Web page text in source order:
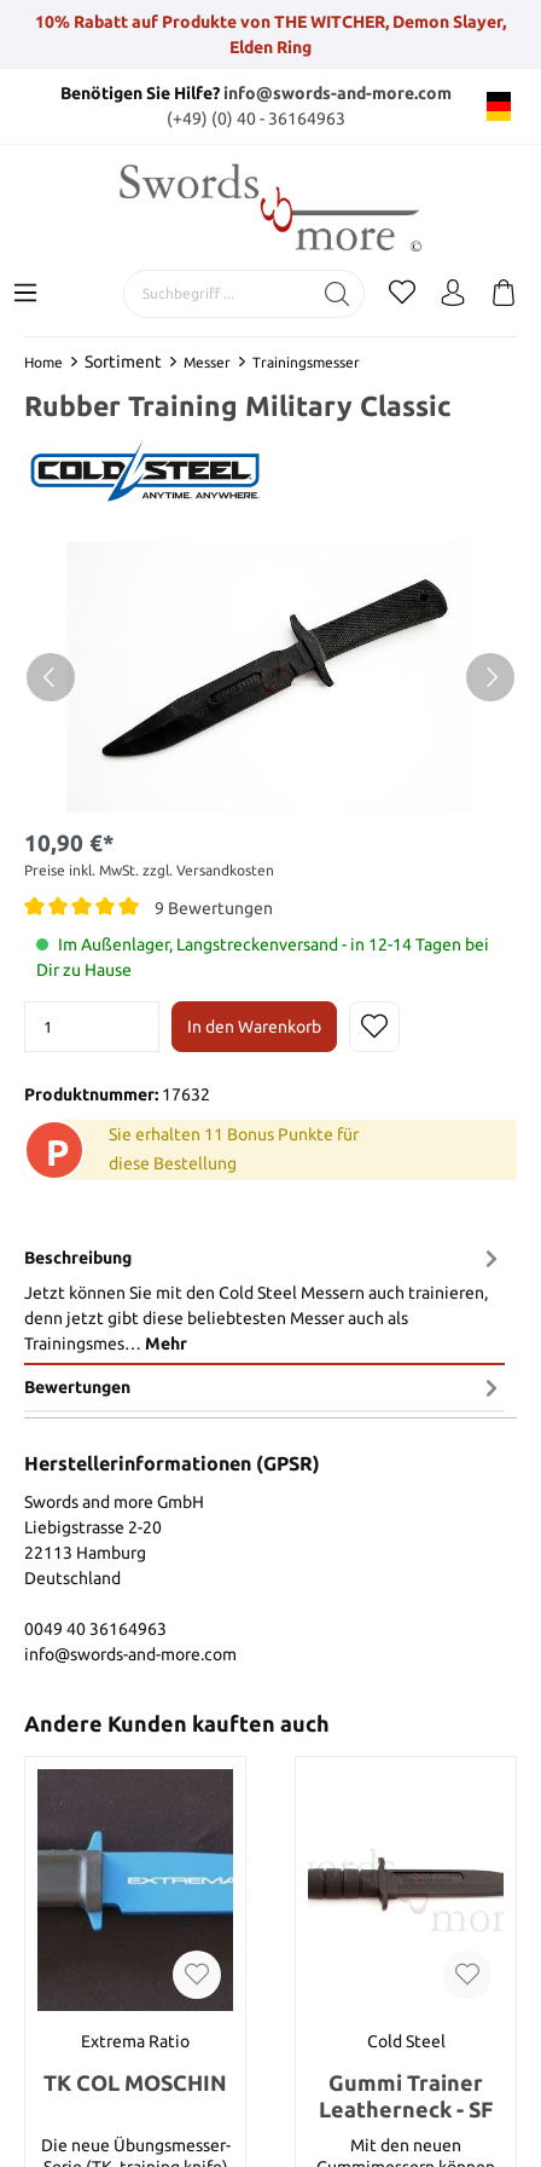
10% Rabatt auf Produkte von THE WITCHER, Demon Slayer,
Elden Ring
Benötigen Sie Hilfe?info@swords-and-more.com
(+49) (0) 40 - 36164963
Home Sortiment Messer Trainingsmesser
Rubber Training Military Classic
10,90 €*
Preise inkl. MwSt. zzgl. Versandkosten
9 Bewertungen
Im Außenlager, Langstreckenversand - in 12-14 Tagen bei
Dir zu Hause
In den Warenkorb
Produktnummer: 17632
P
Sie erhalten 11 Bonus Punkte für
diese Bestellung
Beschreibung
Jetzt können Sie mit den Cold Steel Messern auch trainieren,
denn jetzt gibt diese beliebtesten Messer auch als
Trainingsmes… Mehr
Bewertungen
Herstellerinformationen (GPSR)
Swords and more GmbH
Liebigstrasse 2-20
22113 Hamburg
Deutschland
0049 40 36164963
info@swords-and-more.com
Andere Kunden kauften auch
Extrema Ratio
TK COL MOSCHIN
Die neue Übungsmesser-
Cold Steel
Gummi Trainer
Leatherneck - SF
Mit den neuen